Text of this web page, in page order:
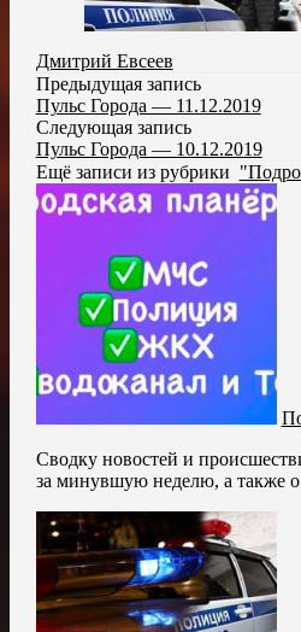
Дмитрий Евсеев
Предыдущая запись
Пульс Города — 11.12.2019
Следующая запись
Пульс Города — 10.12.2019
Ещё записи из рубрики
Сводку новостей и
за минувшую неделю, а также о